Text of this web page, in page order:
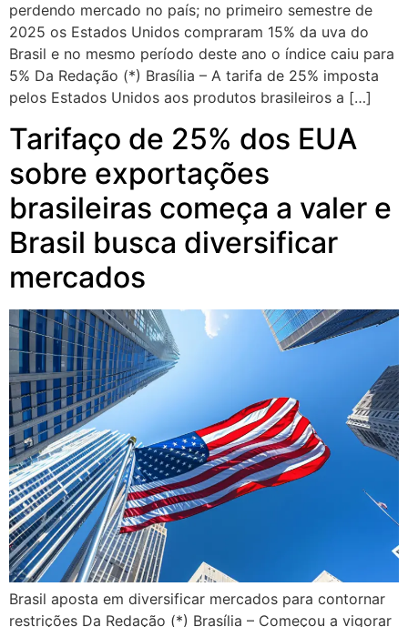
perdendo mercado no país; no primeiro semestre de
2025 os Estados Unidos compraram 15% da uva do
Brasil e no mesmo período deste ano o índice caiu para
5% Da Redação (*) Brasília – A tarifa de 25% imposta
pelos Estados Unidos aos produtos brasileiros a […]
Tarifaço de 25% dos EUA
sobre exportações
brasileiras começa a valer e
Brasil busca diversificar
mercados
Brasil aposta em diversificar mercados para contornar
restrições Da Redação (*) Brasília – Começou a vigorar